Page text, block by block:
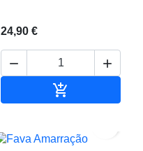
24,90 €
 
